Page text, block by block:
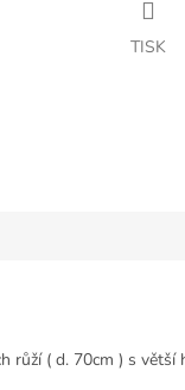
TISK
růží ( d. 70cm ) s